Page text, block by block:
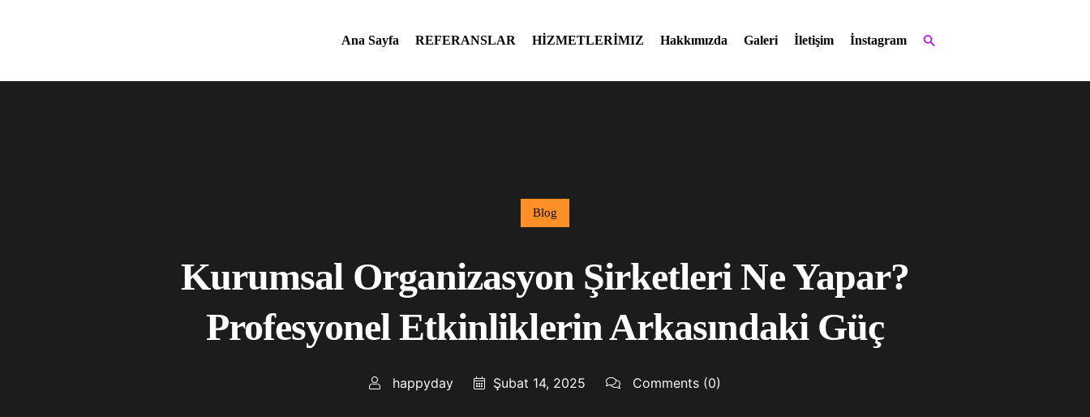
Ana Sayfa REFERANSLAR HİZMETLERİMIZ Hakkımızda Galeri İletişim İnstagram
Blog
Kurumsal Organizasyon Şirketleri Ne Yapar?
Profesyonel Etkinliklerin Arkasındaki Güç
happyday Şubat 14, 2025 Comments (0)